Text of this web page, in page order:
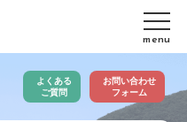
menu
よくある
ご質問
お問い合わせ
フォーム